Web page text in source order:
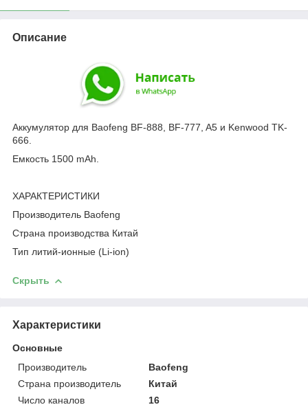
Описание
Аккумулятор для Baofeng BF-888, BF-777, A5 и Kenwood TK-
666.
Емкость 1500 mAh.
ХАРАКТЕРИСТИКИ
Производитель Baofeng
Страна производства Китай
Тип литий-ионные (Li‑ion)
Скрыть
Характеристики
Основные
Производитель
Baofeng
Страна производитель
Китай
Число каналов
16